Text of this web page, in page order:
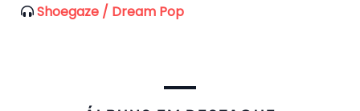
Shoegaze / Dream Pop